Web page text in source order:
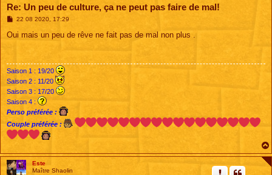
Re: Un peu de culture, ça ne peut pas faire de mal!
M
s
22 08 2020, 17:29
Oui mais un peu de rêve ne fait pas de mal non plus .
Saison 1 : 19/20
Saison 2 : 11/20
Saison 3 : 17/20
Saison 4 :
Perso préférée :
Couple préférée :
Este
Maître Shaolin